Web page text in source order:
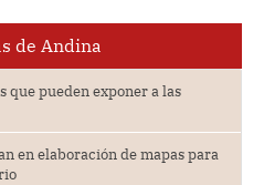
de Andina
pueden exponer a las
en elaboración de mapas para